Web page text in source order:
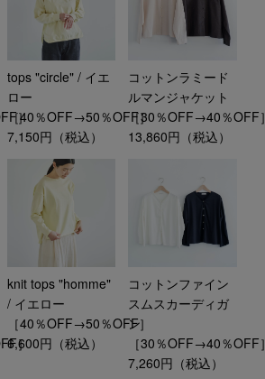
］
tops "circle" / イエ
ロー
［40％OFF→50％OFF］
7,150円（税込）
コットンラミード
ルマンジャケット
［30％OFF→40％OFF
13,860円（税込）
］
knit tops "homme"
/ イエロー
［40％OFF→50％OFF］
6,600円（税込）
コットンファイン
スムスカーディガ
ン
［30％OFF→40％OFF
7,260円（税込）